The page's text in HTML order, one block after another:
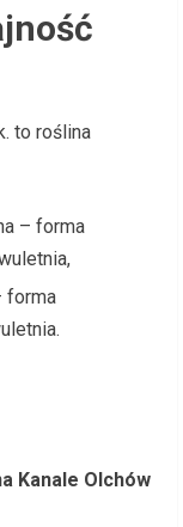
to roślina
– forma
forma
Kanale Olchów